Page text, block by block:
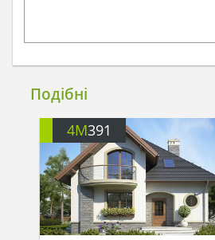
Подібні
4M391